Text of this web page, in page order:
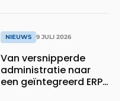
NIEUWS 9 JULI 2026
Van versnipperde
administratie naar
een geïntegreerd ERP-